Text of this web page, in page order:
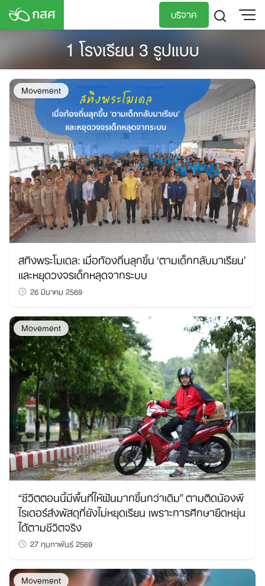
Skip
บริจาค
TH
1 โรงเรียน 3 รูปแบบ
Movement
สทิงพระโมเดล: เมื่อท้องถิ่นลุกขึ้น ‘ตามเด็กกลับมาเรียน’
และหยุดวงจรเด็กหลุดจากระบบ
26 มีนาคม 2569
Movement
“ชีวิตตอนนี้มีพื้นที่ให้ฝันมากขึ้นกว่าเดิม” ตามติดน้องพี
ไรเดอร์ส่งพัสดุที่ยังไม่หยุดเรียน เพราะการศึกษายืดหยุ่น
ได้ตามชีวิตจริง
27 กุมภาพันธ์ 2569
Movement